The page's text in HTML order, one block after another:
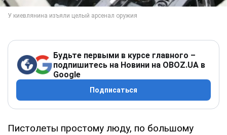
Будьте первыми в курсе главного –
подпишитесь на Новини на OBOZ.UA в
Google
Подписаться
Пистолеты простому люду, по большому